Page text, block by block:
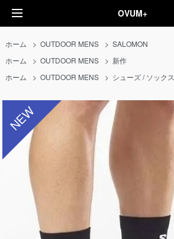
OVUM+
ホーム >OUTDOOR MENS >SALOMON
ホーム
>OUTDOOR MENS > 新作
ホーム
>OUTDOOR MENS > シューズ / ソックス
NEW